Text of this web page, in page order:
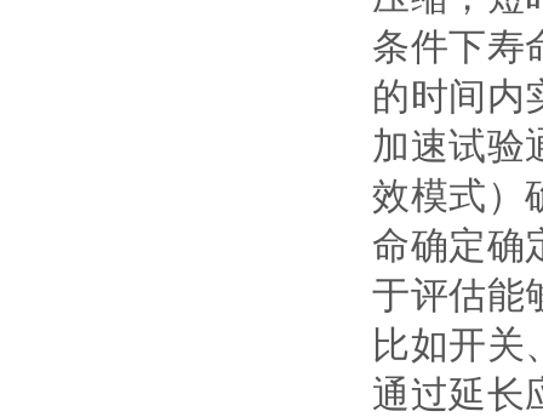
条件下寿
的时间内
加速试验
效模式）
命确定确
于评估能
比如开关
通过延长